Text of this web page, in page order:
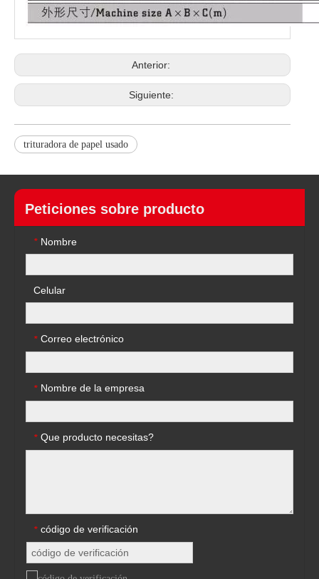
Anterior:
Siguiente:
trituradora de papel usado
Peticiones sobre producto
* Nombre
Celular
* Correo electrónico
* Nombre de la empresa
* Que producto necesitas?
* código de verificación